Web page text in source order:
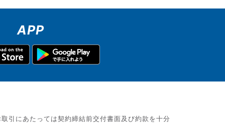
APP
引にあたっては契約締結前交付書面及び約款を十分